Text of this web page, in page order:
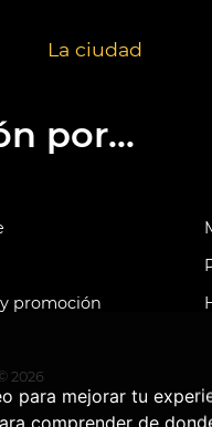
para mejorar tu
comprender de
La ciudad
por...
promoción
2026